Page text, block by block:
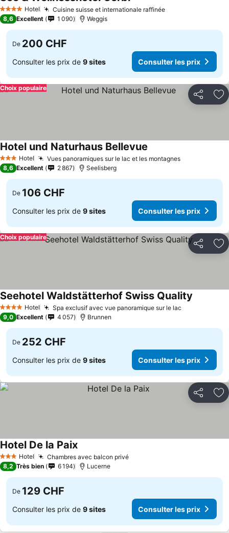
4 Étoiles Hotel Cuisine suisse et internationale raffinée
8,6 Excellent 1 090 Weggis
De 200 CHF
Consulter les prix de 9 sites Consulter les prix
Partager
Choix populaire
3 ÉtoilesHotel Vues panoramiques sur le lac et les montagnes
Hotel und Naturhaus Bellevue
8,6 Excellent 2 867 Seelisberg
De 106 CHF
Consulter les prix de 9 sites Consulter les prix
Partager
Choix populaire
4 Étoiles Hotel Spa exclusif avec vue panoramique sur le lac
Seehotel Waldstätterhof Swiss Quality
9,0 Excellent 4 057 Brunnen
De 252 CHF
Consulter les prix de 9 sites Consulter les prix
Partager
3 ÉtoilesHotel Chambres avec balcon privé
Hotel De la Paix
8,2 Très bien 6 194 Lucerne
De 129 CHF
Consulter les prix de 9 sites Consulter les prix